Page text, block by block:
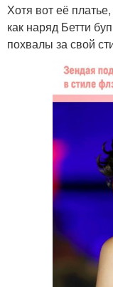
Хотя вот её
как наряд Бетти
похвалы за свой